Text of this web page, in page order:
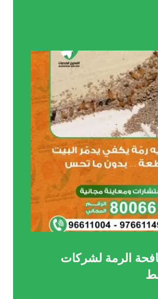
الرمة لشركات